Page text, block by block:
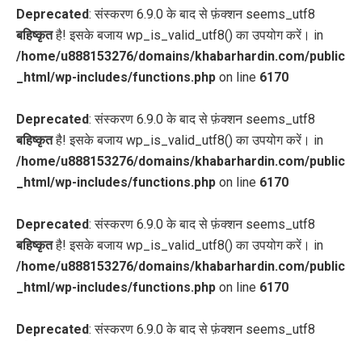
Deprecated: संस्करण 6.9.0 के बाद से फ़ंक्शन seems_utf8
बहिष्कृतहै! इसके बजाय wp_is_valid_utf8() का उपयोग करें। in
/home/u888153276/domains/khabarhardin.com/public
_html/wp-includes/functions.php on line 6170
Deprecated: संस्करण 6.9.0 के बाद से फ़ंक्शन seems_utf8
बहिष्कृतहै! इसके बजाय wp_is_valid_utf8() का उपयोग करें। in
/home/u888153276/domains/khabarhardin.com/public
_html/wp-includes/functions.php on line 6170
Deprecated: संस्करण 6.9.0 के बाद से फ़ंक्शन seems_utf8
बहिष्कृतहै! इसके बजाय wp_is_valid_utf8() का उपयोग करें। in
/home/u888153276/domains/khabarhardin.com/public
_html/wp-includes/functions.php on line 6170
Deprecated: संस्करण 6.9.0 के बाद से फ़ंक्शन seems_utf8